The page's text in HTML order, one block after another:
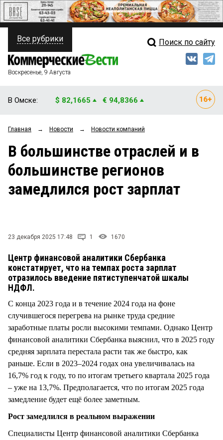
ПОЛИТИКА
ФИНАНСЫ
ОБЩЕСТВО
ЗАКОН
НОВОСТИ КОМПАНИЙ
Свежий выпуск
Мнения
Рейтинги
Блоги
Архив
Все рубрики Поиск по сайту
Воскресенье, 9 Августа
В Омске: $ 82,1665 € 94,8366
Главная → Новости → Новости компаний
В большинстве отраслей и в
большинстве регионов
замедлился рост зарплат
23 декабря 2025 17:48 1 1670
Центр финансовой аналитики Сбербанка
констатирует, что на темпах роста зарплат
отразилось введение пятиступенчатой шкалы
НДФЛ.
С конца 2023 года и в течение 2024 года на фоне
случившегося перегрева на рынке труда средние
заработные платы росли высокими темпами. Однако Центр
финансовой аналитики Сбербанка выяснил, что в 2025 году
средняя зарплата перестала расти так же быстро, как
раньше. Если в 2023–2024 годах она увеличивалась на
16,7% год к году, то по итогам третьего квартала 2025 года
– уже на 13,7%. Предполагается, что по итогам 2025 года
замедление будет ещё более заметным.
Рост замедлился в реальном выражении
Специалисты Центр финансовой аналитики Сбербанка